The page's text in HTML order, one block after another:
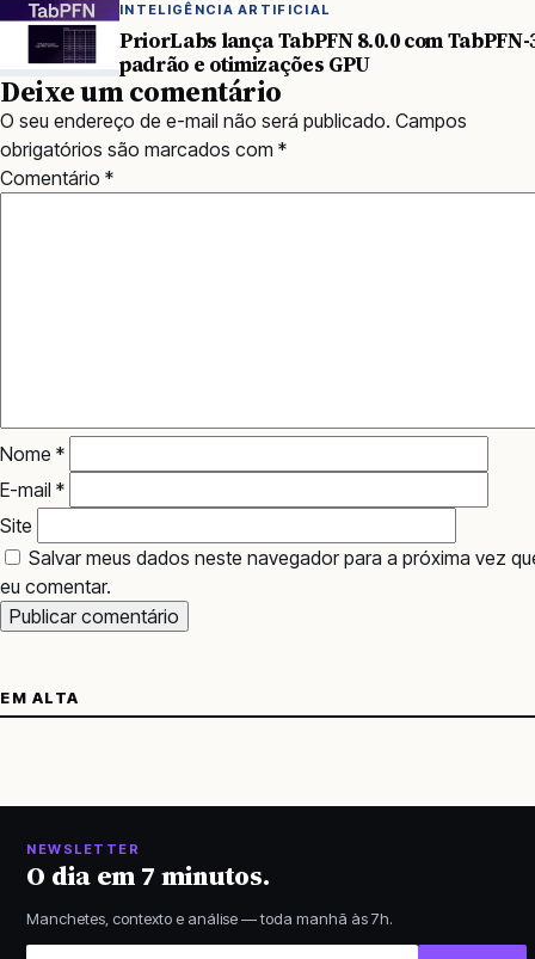
INTELIGÊNCIA ARTIFICIAL
PriorLabs lança TabPFN 8.0.0 com TabPFN-
padrão e otimizações GPU
Deixe um comentário
O seu endereço de e-mail não será publicado. Campos
obrigatórios são marcados com *
Comentário *
Nome *
E-mail *
Site
Salvar meus dados neste navegador para a próxima vez
eu comentar.
EM ALTA
NEWSLETTER
O dia em 7 minutos.
Manchetes, contexto e análise — toda manhã às 7h.